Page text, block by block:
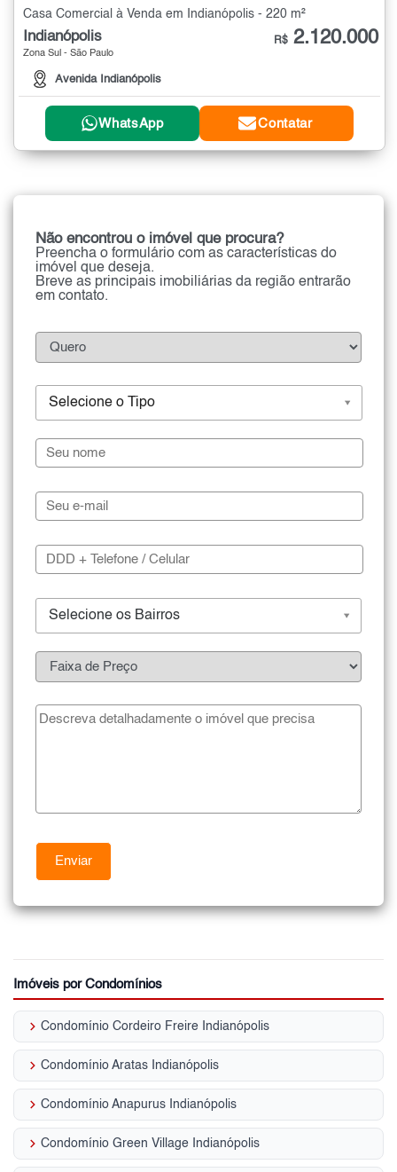
Casa Comercial à Venda em Indianópolis - 220 m²
Indianópolis
Zona Sul - São Paulo
Avenida Indianópolis
R$ 2.120.000
WhatsApp Contatar
Não encontrou o imóvel que procura?
Preencha o formulário com as características do
imóvel que deseja.
Breve as principais imobiliárias da região entrarão
em contato.
Selecione o Tipo
Selecione os Bairros
Imóveis por Condomínios
keyboard_arrow_right Condomínio Cordeiro Freire Indianópolis
keyboard_arrow_right Condomínio Aratas Indianópolis
keyboard_arrow_right Condomínio Anapurus Indianópolis
keyboard_arrow_right Condomínio Green Village Indianópolis